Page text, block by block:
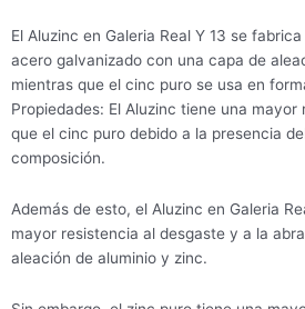
El Aluzinc en Galeria Real Y 13 se
acero galvanizado con una capa de
mientras que el cinc puro se usa en
Propiedades: El Aluzinc tiene una
que el cinc puro debido a la presencia
composición.
Además de esto, el Aluzinc en Galeria
mayor resistencia al desgaste y a la
aleación de aluminio y zinc.